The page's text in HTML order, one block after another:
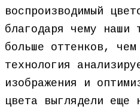
воспроизводимый
благодаря чему наши
больше оттенков,
технология
изображения и
цвета выглядели еще